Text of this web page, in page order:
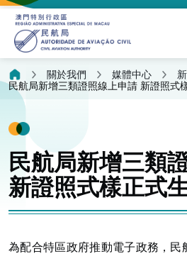
關於我們 媒體中心
民航局新增三類證照線上申請 新證照式
民航局新增三類
新證照式樣正式
為配合特區政府推動電子政務，民